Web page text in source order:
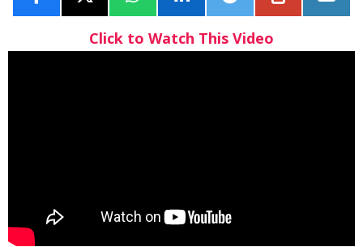
Click to Watch This Video